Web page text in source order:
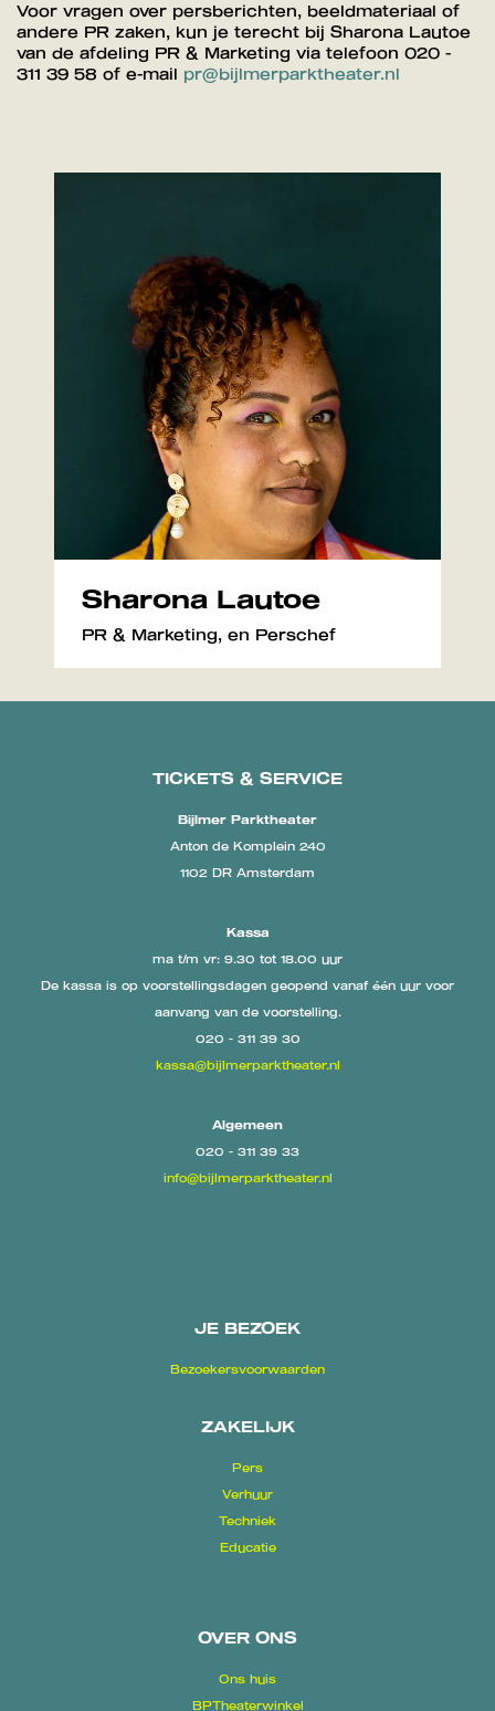
Voor vragen over persberichten, beeldmateriaal of
andere PR zaken, kun je terecht bij Sharona Lautoe
van de afdeling PR & Marketing via telefoon 020 -
311 39 58 of e-mail pr@bijlmerparktheater.nl
Sharona Lautoe
PR & Marketing, en Perschef
TICKETS & SERVICE
Bijlmer Parktheater
Anton de Komplein 240
1102 DR Amsterdam
Kassa
ma t/m vr: 9.30 tot 18.00 uur
De kassa is op voorstellingsdagen geopend vanaf één uur voor
aanvang van de voorstelling.
020 - 311 39 30
kassa@bijlmerparktheater.nl
Algemeen
020 - 311 39 33
info@bijlmerparktheater.nl
JE BEZOEK
Bezoekersvoorwaarden
ZAKELIJK
Pers
Verhuur
Techniek
Educatie
OVER ONS
Ons huis
BPTheaterwinkel